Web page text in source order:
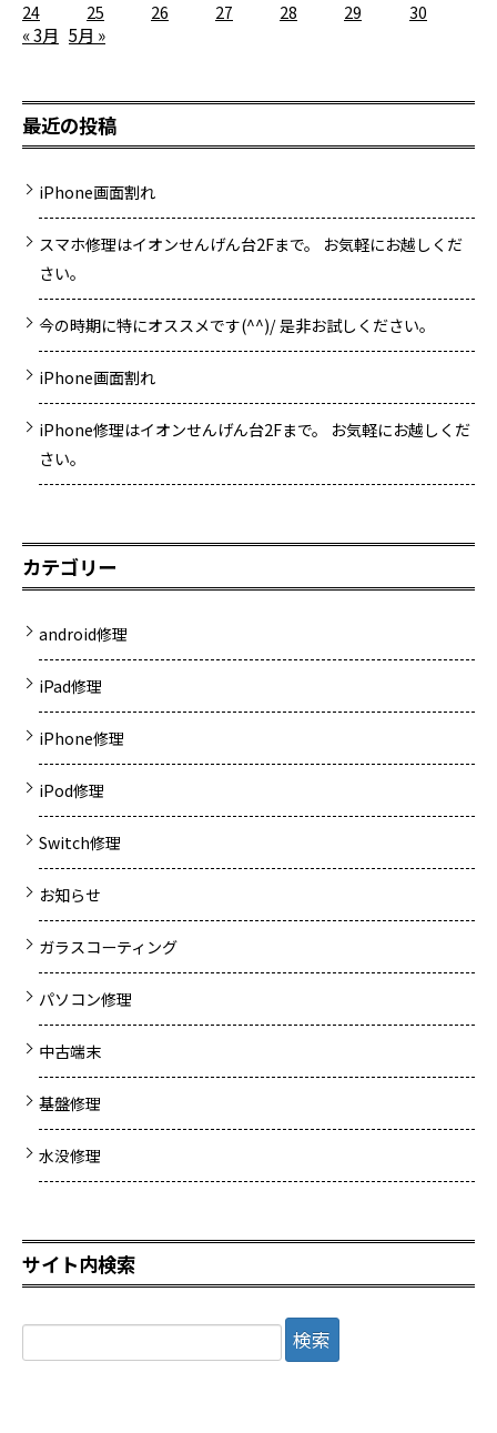
24
25 26 27 28 29 30
« 3月 5月 »
最近の投稿
iPhone画面割れ
スマホ修理はイオンせんげん台2Fまで。 お気軽にお越しくだ
さい。
今の時期に特にオススメです(^^)/ 是非お試しください。
iPhone画面割れ
iPhone修理はイオンせんげん台2Fまで。 お気軽にお越しくだ
さい。
カテゴリー
android修理
iPad修理
iPhone修理
iPod修理
Switch修理
お知らせ
ガラスコーティング
パソコン修理
中古端末
基盤修理
水没修理
サイト内検索
検
索: